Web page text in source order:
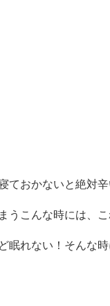
ておかないと絶対
うこんな時には、
眠れない！そんな